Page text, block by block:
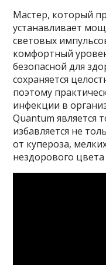
Мастер, который
устанавливает
световых
комфортный
безопасной для
сохраняется
поэтому
инфекции в
Quantum является
избавляется не
от купероза,
нездорового